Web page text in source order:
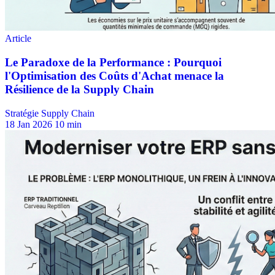
Stratégie Supply Chain
18 Jan 2026 10 min